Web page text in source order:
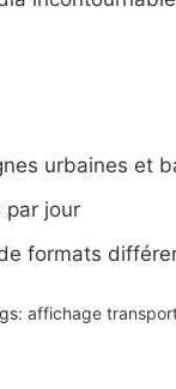
urbaines et
par jour
formats
affichage